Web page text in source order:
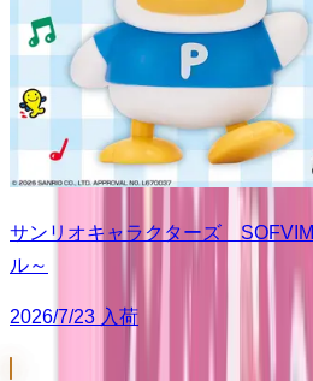
サンリオキャラクターズ
ル～
2026/7/23 入荷